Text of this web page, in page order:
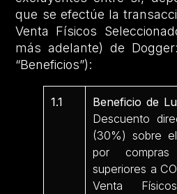
que se efectúe la
Venta Físicos
más adelante) de
“Beneficios”):
1.1
Beneficio de
Descuento
(30%) sobre
por
superiores a
Venta